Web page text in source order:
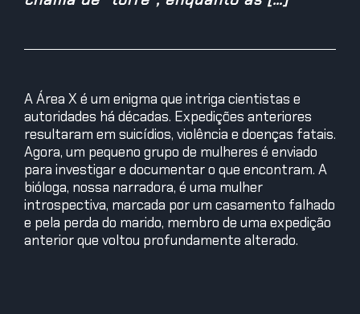
A Área X é um enigma que intriga cientistas e
autoridades há décadas. Expedições anteriores
resultaram em suicídios, violência e doenças fatais.
Agora, um pequeno grupo de mulheres é enviado
para investigar e documentar o que encontram. A
bióloga, nossa narradora, é uma mulher
introspectiva, marcada por um casamento falhado
e pela perda do marido, membro de uma expedição
anterior que voltou profundamente alterado.